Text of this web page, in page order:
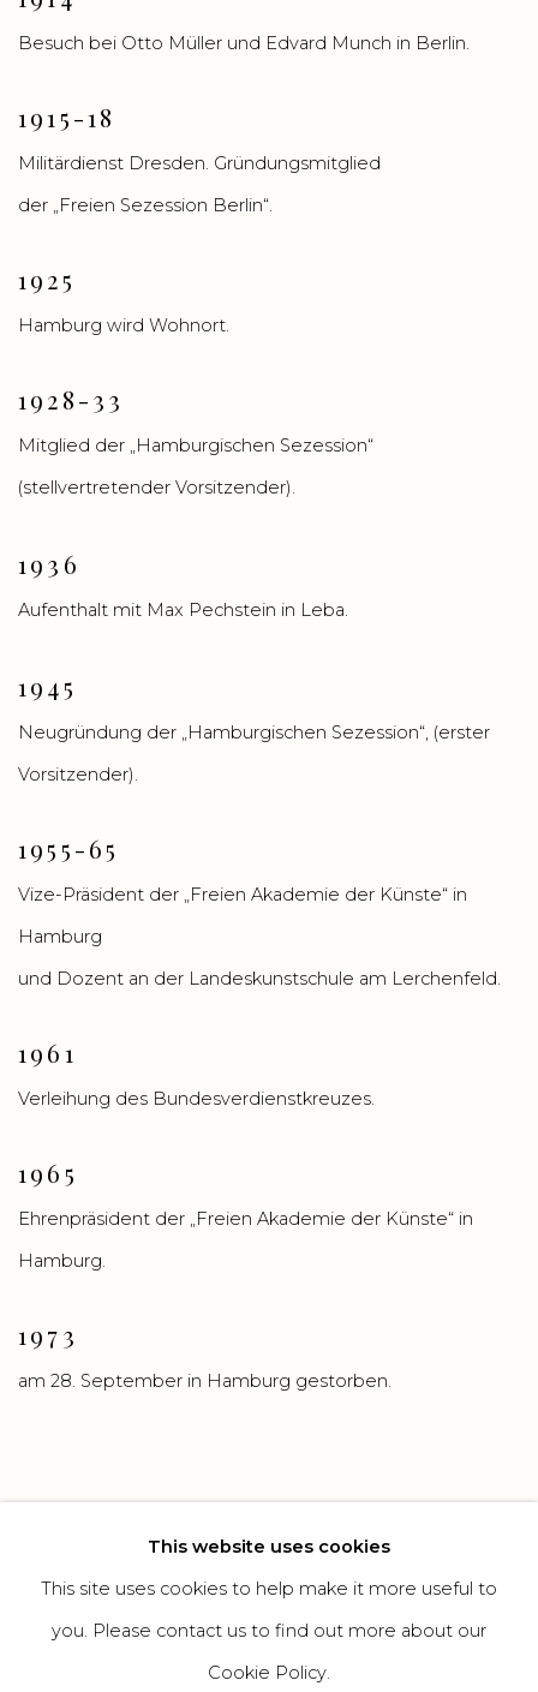
Besuch bei Otto Müller und Edvard Munch in Berlin.
1915-18
Militärdienst Dresden. Gründungsmitglied
der „Freien Sezession Berlin“.
1925
Hamburg wird Wohnort.
1928-33
Mitglied der „Hamburgischen Sezession“
(stellvertretender Vorsitzender).
1936
Aufenthalt mit Max Pechstein in Leba.
1945
Neugründung der „Hamburgischen Sezession“, (erster
Vorsitzender).
1955-65
Vize-Präsident der „Freien Akademie der Künste“ in
Hamburg
und Dozent an der Landeskunstschule am Lerchenfeld.
1961
Verleihung des Bundesverdienstkreuzes.
1965
Ehrenpräsident der „Freien Akademie der Künste“ in
Hamburg.
1973
am 28. September in Hamburg gestorben.
This website uses cookies
This site uses cookies to help make it more useful to
you. Please contact us to find out more about our
Cookie Policy.